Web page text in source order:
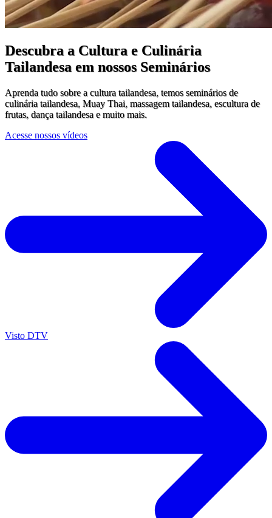
Descubra a Cultura e Culinária
Tailandesa em nossos Seminários
Aprenda tudo sobre a cultura tailandesa, temos seminários de
culinária tailandesa, Muay Thai, massagem tailandesa, escultura de
frutas, dança tailandesa e muito mais.
Acesse nossos vídeos
Visto DTV